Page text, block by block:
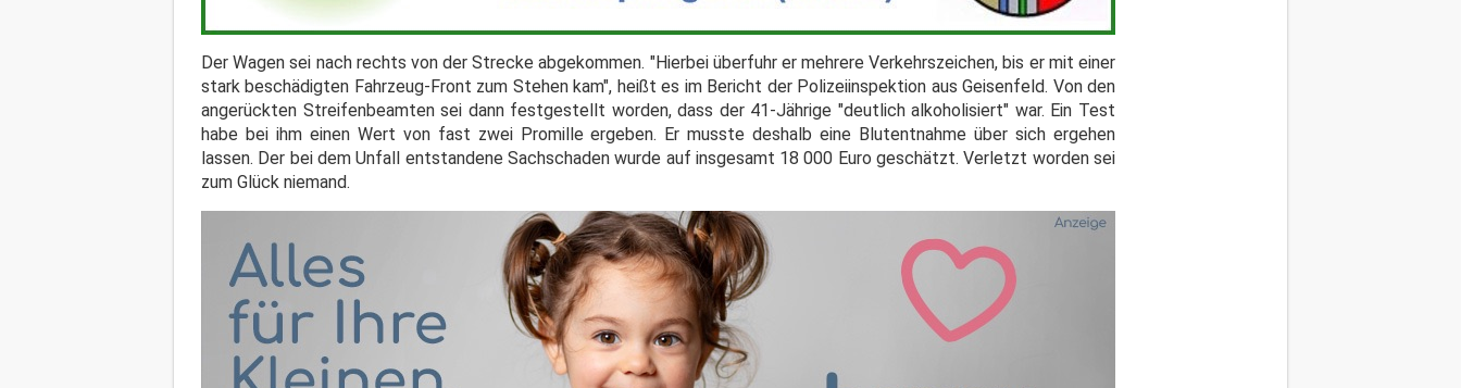
Der Wagen sei nach rechts von der Strecke abgekommen. "Hierbei überfuhr er mehrere Verkehrszeichen, bis er mit einer
stark beschädigten Fahrzeug-Front zum Stehen kam", heißt es im Bericht der Polizeiinspektion aus Geisenfeld. Von den
angerückten Streifenbeamten sei dann festgestellt worden, dass der 41-Jährige "deutlich alkoholisiert" war. Ein Test
habe bei ihm einen Wert von fast zwei Promille ergeben. Er musste deshalb eine Blutentnahme über sich ergehen
lassen. Der bei dem Unfall entstandene Sachschaden wurde auf insgesamt 18 000 Euro geschätzt. Verletzt worden sei
zum Glück niemand.